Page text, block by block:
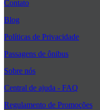
Contato
Blog
Políticas de Privacidade
Passagens de ônibus
Sobre nós
Central de ajuda - FAQ
Regulamento de Promoções